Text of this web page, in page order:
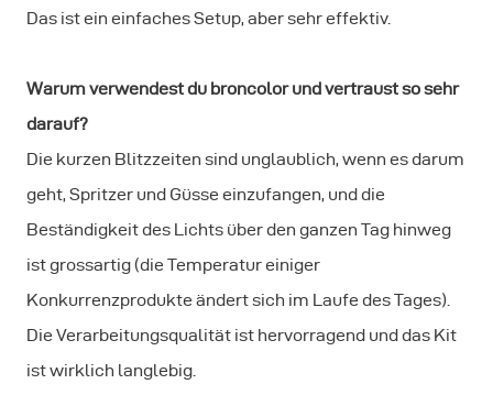
Das ist ein einfaches Setup, aber sehr effektiv.
Warum verwendest du broncolor und vertraust so sehr
darauf?
Die kurzen Blitzzeiten sind unglaublich, wenn es darum
geht, Spritzer und Güsse einzufangen, und die
Beständigkeit des Lichts über den ganzen Tag hinweg
ist grossartig (die Temperatur einiger
Konkurrenzprodukte ändert sich im Laufe des Tages).
Die Verarbeitungsqualität ist hervorragend und das Kit
ist wirklich langlebig.